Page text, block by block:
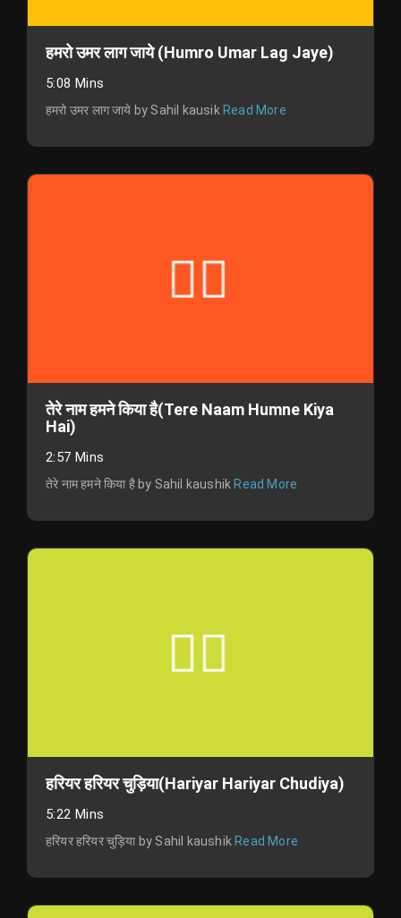
हमरो उमर लाग जाये (Humro Umar Lag Jaye)
5:08 Mins
हमरो उमर लाग जाये by Sahil kausik Read More
तेरे नाम हमने किया है(Tere Naam Humne Kiya
Hai)
2:57 Mins
तेरे नाम हमने किया है by Sahil kaushik Read More
हरियर हरियर चुड़िया(Hariyar Hariyar Chudiya)
5:22 Mins
हरियर हरियर चुड़िया by Sahil kaushik Read More